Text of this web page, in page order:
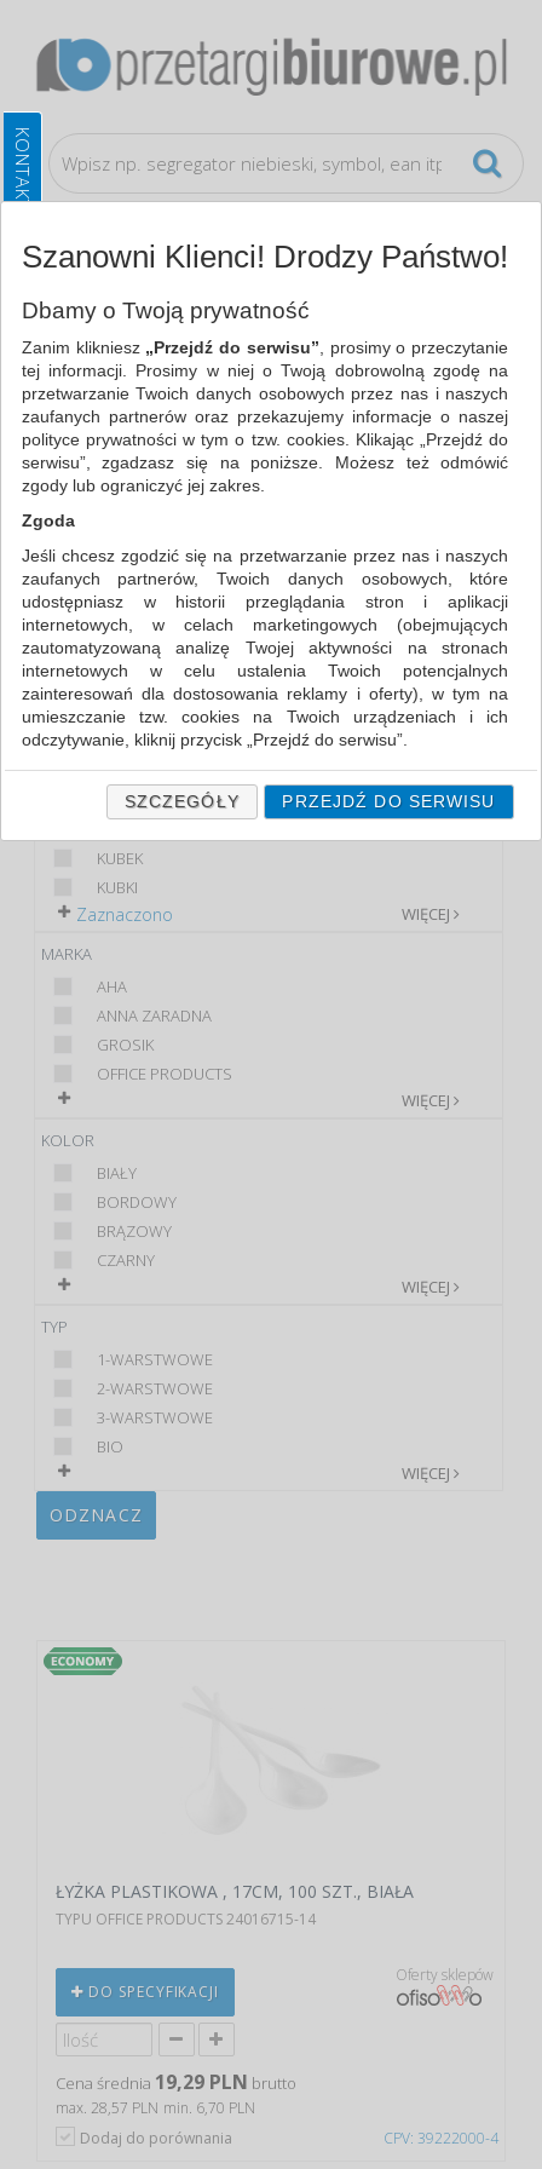
Artykuły higieniczne i dozowniki
serwetki
WSZYSTKIE KATEGORIE
NAJCHĘTNIEJ WYBIERANE
ARTYKUŁY HIGIENICZNE I DOZOWNIKI
NACZYNIA I SERWETKI (1)
FILTRY WIĘCEJ
KLASA
EKONOMICZNE
PREMIUM
PRODUKT
ŁYŻKA
KUBEK
KUBKI
WIĘCEJ
Zaznaczono
MARKA
AHA
ANNA ZARADNA
GROSIK
OFFICE PRODUCTS
WIĘCEJ
KOLOR
BIAŁY
BORDOWY
BRĄZOWY
CZARNY
WIĘCEJ
TYP
1-WARSTWOWE
2-WARSTWOWE
3-WARSTWOWE
BIO
WIĘCEJ
ODZNACZ
CPV: 39222000-4
ŁYŻKA PLASTIKOWA , 17CM, 100 SZT., BIAŁA
TYPU OFFICE PRODUCTS 24016715-14
DO SPECYFIKACJI
Oferty sklepów
Cena średnia 19,29 PLN brutto
max. 28,57 PLN min. 6,70 PLN
Dodaj do porównania
Szanowni Klienci! Drodzy Państwo!
Dbamy o Twoją prywatność
Zanim klikniesz „Przejdź do serwisu” , prosimy o przeczytanie
tej informacji. Prosimy w niej o Twoją dobrowolną zgodę na
przetwarzanie Twoich danych osobowych przez nas i naszych
zaufanych partnerów oraz przekazujemy informacje o naszej
polityce prywatności w tym o tzw. cookies. Klikając „Przejdź do
serwisu”, zgadzasz się na poniższe. Możesz też odmówić
zgody lub ograniczyć jej zakres.
Zgoda
Jeśli chcesz zgodzić się na przetwarzanie przez nas i naszych
zaufanych partnerów, Twoich danych osobowych, które
udostępniasz w historii przeglądania stron i aplikacji
internetowych, w celach marketingowych (obejmujących
zautomatyzowaną analizę Twojej aktywności na stronach
internetowych w celu ustalenia Twoich potencjalnych
zainteresowań dla dostosowania reklamy i oferty), w tym na
umieszczanie tzw. cookies na Twoich urządzeniach i ich
odczytywanie, kliknij przycisk „Przejdź do serwisu”.
Jeśli nie chcesz wyrazić zgody lub ograniczyć jej zakres, kliknij
„Szczegóły”, gdzie znajdziesz wszelkie informacje o tym jak to
zrobić . Te same informacje znajdziesz także na podstronie z
naszą polityką prywatności obowiązującą od 25 maja 2018.
W przypadku użytkowników zalogowanych, ważna jest Państwa
wcześniejsza zgoda której udzieliliście podczas zakładania
konta. Każda Państwa zgoda jest dobrowolna i można ją w
dowolnym momencie wycofać.
Polityka prywatności (rozwiń)
Klauzula Informacyjna (rozwiń)
Lista Zaufanych Partnerów (rozwiń)
SZCZEGÓŁY PRZEJDŹ DO SERWISU